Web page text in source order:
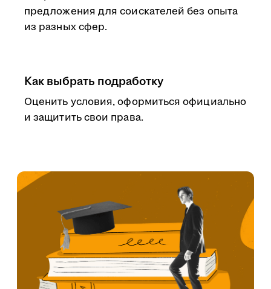
предложения для соискателей без опыта
из разных сфер.
Как выбрать подработку
Оценить условия, оформиться официально
и защитить свои права.